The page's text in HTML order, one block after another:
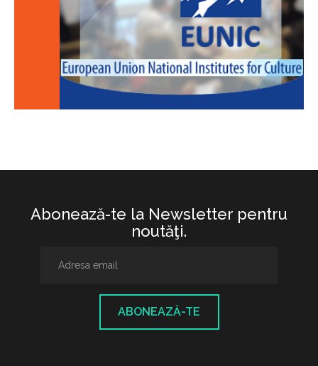
Abonează-te la Newsletter pentru
noutăţi.
ABONEAZĂ-TE